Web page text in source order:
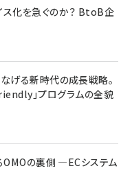
ス化を急ぐのか？ BtoB企
げる新時代の成長戦略。
」プログラムの全貌
の裏側 ―ECシステム